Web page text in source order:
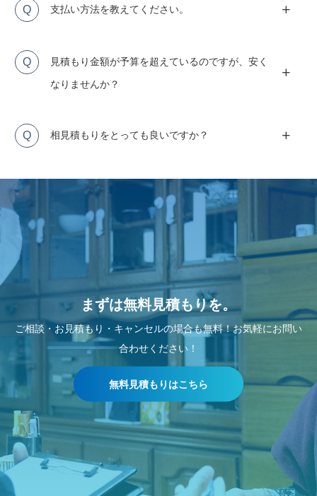
Q 支払い方法を教えてください。
Q
見積もり金額が予算を超えているのですが、安く
なりませんか？
Q 相見積もりをとっても良いですか？
まずは無料見積もりを。
ご相談・お見積もり・キャンセルの場合も無料！お気軽にお問い
合わせください！
無料見積もりはこちら